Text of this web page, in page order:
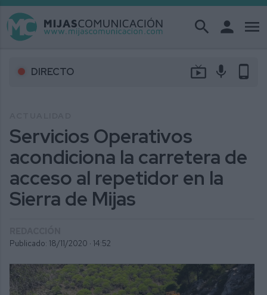
search person menu
DIRECTO live_tv mic phone_android
Servicios Operativos
acondiciona la carretera de
acceso al repetidor en la
Sierra de Mijas
Publicado: 18/11/2020 · 14:52